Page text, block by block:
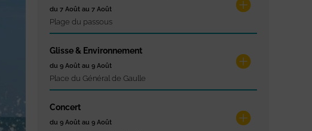
du 7 Août au 7 Août
Plage du passous
Glisse & Environnement
du 9 Août au 9 Août
Place du Général de Gaulle
Concert
du 9 Août au 9 Août